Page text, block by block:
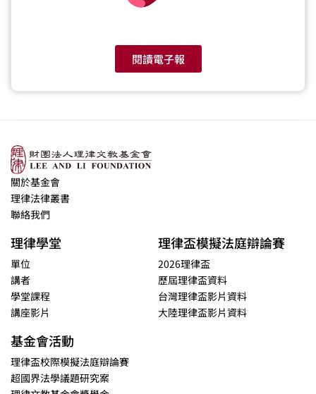
閱讀電子報
關於基金會
理律法律叢書
聯絡我們
理律學堂
單位
講者
學堂課程
講座影片
理律盃模擬法庭辯論賽
2026理律盃
歷屆理律盃資料
台灣理律盃影片資料
大陸理律盃影片資料
基金會活動
理律盃校際模擬法庭辯論賽
超國界法學議題研究案